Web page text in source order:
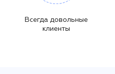
Всегда довольные
клиенты